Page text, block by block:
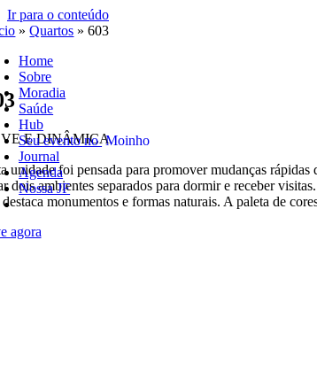
Ir para o conteúdo
Home
Sobre
Moradia
Saúde
Hub
Seu evento no Moinho
Journal
Agenda
Nossa JF
»Quartos »603
E DINÂMICA
unidade foi pensada para promover mudanças
dois ambientes separados para dormir e receber
destaca monumentos e formas naturais. A paleta de
agora